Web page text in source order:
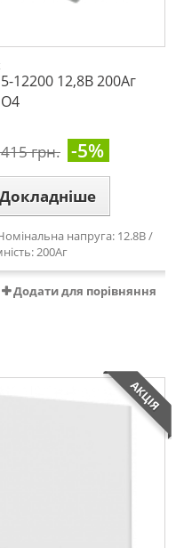
12200 12,8В 200Aг
грн. -5%
Докладніше
напруга: 12.8В /
200Аг
Додати для порівняння
АКЦІЯ